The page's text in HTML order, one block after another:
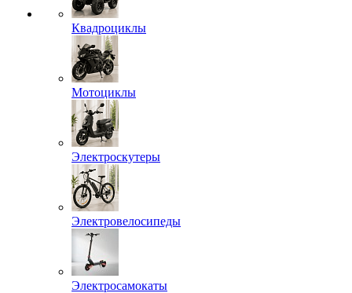
Квадроциклы
Мотоциклы
Электроскутеры
Электровелосипеды
Электросамокаты